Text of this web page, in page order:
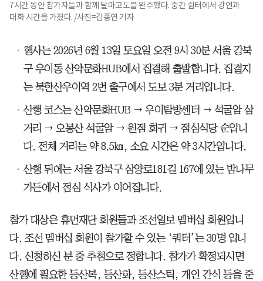
7시간 동안 참가자들과 함께 달마고도를 완주했다. 중간 쉼터에서 강연과
대화 시간을 가졌다. /사진=김종연 기자
행사는 2026년 6월 13일 토요일 오전 9시 30분 서울 강북
구 우이동 산악문화HUB에서 집결해 출발합니다. 집결지
는 북한산우이역 2번 출구에서 도보 3분 거리입니다.
산행 코스는 산악문화HUB → 우이탐방센터 → 석굴암 삼
거리 → 오봉산 석굴암 → 원점 회귀 → 점심식당 순입니
다. 전체 거리는 약 8.5㎞, 소요 시간은 약 3시간입니다.
산행 뒤에는 서울 강북구 삼양로181길 167에 있는 밤나무
가든에서 점심 식사가 이어집니다.
참가 대상은 휴먼재단 회원들과 조선일보 멤버십 회원입니
다. 조선 멤버십 회원이 참가할 수 있는 ‘쿼터’는 30명 입니
다. 신청하신 분 중 추첨으로 정합니다. 참가가 확정되시면
산행에 필요한 등산복, 등산화, 등산스틱, 개인 간식 등을 준